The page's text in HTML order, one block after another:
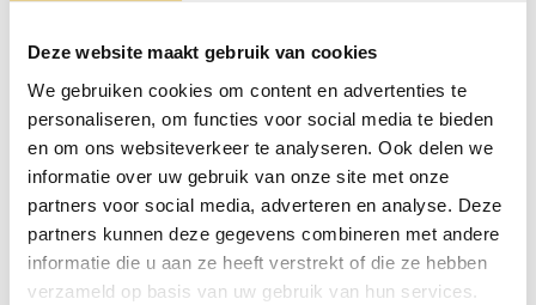
Deze website maakt gebruik van cookies
We gebruiken cookies om content en advertenties te
personaliseren, om functies voor social media te bieden
en om ons websiteverkeer te analyseren. Ook delen we
informatie over uw gebruik van onze site met onze
partners voor social media, adverteren en analyse. Deze
partners kunnen deze gegevens combineren met andere
informatie die u aan ze heeft verstrekt of die ze hebben
verzameld op basis van uw gebruik van hun services.
Opklapbare armleuningen
Door het clipje aan de voorkant van de armleuningen in te drukken
kunnen de armleuningen eenvoudig omhoog geklapt worden. Met de
armleuningen omhoog geklapt kan de rolstoel dicht aan een tafel
aangeschoven worden en kan een transfer vanuit bijvoorbeeld een bed
gemakkelijker gemaakt worden.
In hoogte verstelbare en afneembare voetsteunen
De voetsteunen kunnen eenvoudig van de rolstoel verwijderd worden